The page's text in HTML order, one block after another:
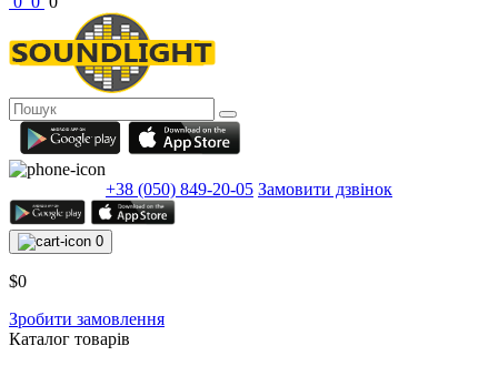
+38 (050) 849-20-05 Замовити дзвінок
0
$0
Зробити замовлення
Каталог товарів